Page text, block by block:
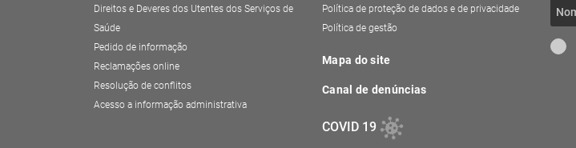
Direitos e Deveres dos Utentes dos Serviços de
Saúde
Pedido de informação
Reclamações online
Resolução de conflitos
Acesso a informação administrativa
Política de proteção de dados e de privacidade
Política de gestão
Mapa do site
Canal de denúncias
COVID 19